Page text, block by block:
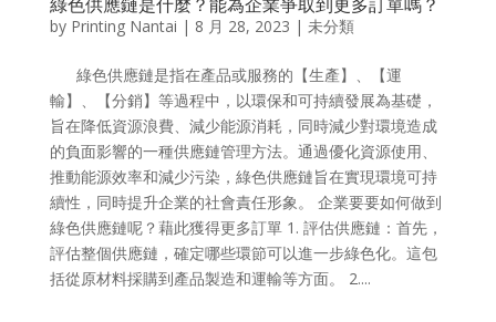
by Printing Nantai | 8 月 28, 2023 | 未分類
綠色供應鏈是指在產品或服務的【生產】、【運
輸】、【分銷】等過程中，以環保和可持續發展為基礎，
旨在降低資源浪費、減少能源消耗，同時減少對環境造成
的負面影響的一種供應鏈管理方法。通過優化資源使用、
推動能源效率和減少污染，綠色供應鏈旨在實現環境可持
續性，同時提升企業的社會責任形象。 企業要要如何做到
綠色供應鏈呢？藉此獲得更多訂單 1. 評估供應鏈：首先，
評估整個供應鏈，確定哪些環節可以進一步綠色化。這包
括從原材料採購到產品製造和運輸等方面。 2....